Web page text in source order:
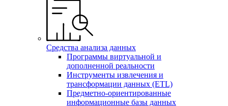
Средства анализа данных
Программы виртуальной и
дополненной реальности
Инструменты извлечения и
трансформации данных (ETL)
Предметно-ориентированные
информационные базы данных